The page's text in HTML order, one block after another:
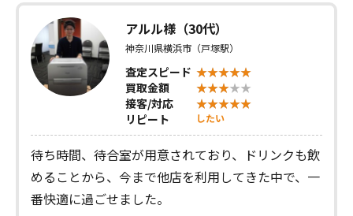
アルル様（30代）
神奈川県横浜市（戸塚駅）
査定スピード
買取金額
接客/対応
リピート
したい
待ち時間、待合室が用意されており、ドリンクも飲
めることから、今まで他店を利用してきた中で、一
番快適に過ごせました。